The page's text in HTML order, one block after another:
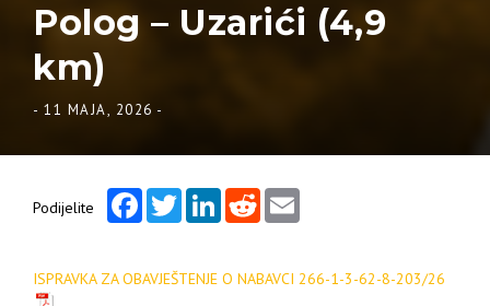
Polog – Uzarići (4,9
km)
- 11 MAJA, 2026 -
Podijelite
FacebookTwitterLinkedInReddit
ISPRAVKA ZA OBAVJEŠTENJE O NABAVCI 266-1-3-62-8-203/26